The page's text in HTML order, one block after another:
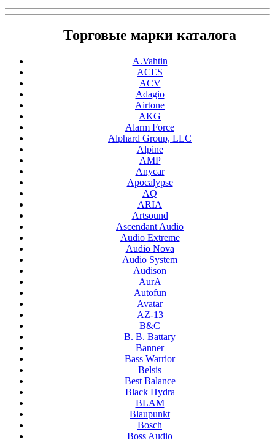
Торговые марки каталога
A.Vahtin
ACES
ACV
Adagio
Airtone
AKG
Alarm Force
Alphard Group, LLC
Alpine
AMP
Anycar
Apocalypse
AQ
ARIA
Artsound
Ascendant Audio
Audio Extreme
Audio Nova
Audio System
Audison
AurA
Autofun
Avatar
AZ-13
B&C
B. B. Battary
Banner
Bass Warrior
Belsis
Best Balance
Black Hydra
BLAM
Blaupunkt
Bosch
Boss Audio